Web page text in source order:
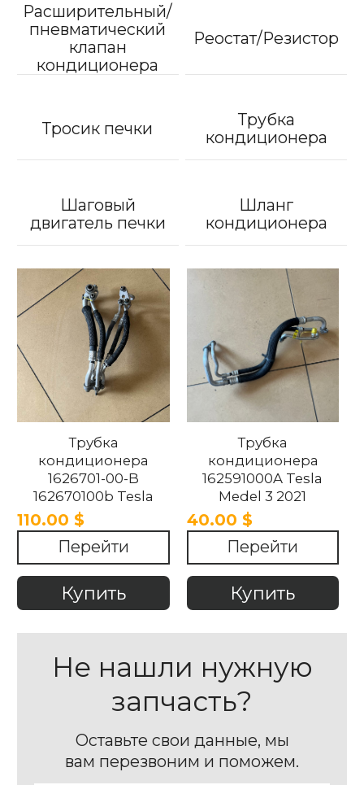
Расширительный/
пневматический
клапан
кондиционера
Реостат/Резистор
Тросик печки
Трубка
кондиционера
Шаговый
двигатель печки
Шланг
кондиционера
Трубка
кондиционера
1626701-00-B
162670100b Tesla
Model 3 2021-2025
110.00 $
Перейти
Купить
Трубка
кондиционера
162591000A Tesla
Medel 3 2021
40.00 $
Перейти
Купить
Не нашли нужную
запчасть?
Оставьте свои данные, мы
вам перезвоним и поможем.